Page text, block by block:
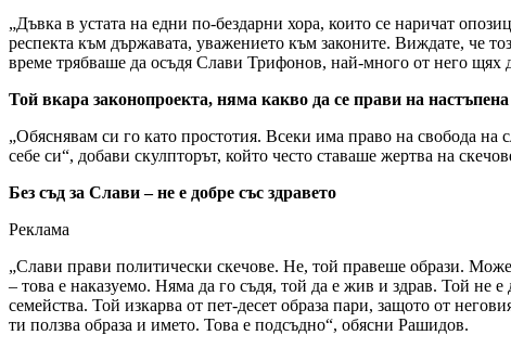
„Дъвка в устата на едни по-бездарни хора, които се наричат
респекта към държавата, уважението към законите. Виждате, че
време трябваше да осъдя Слави Трифонов, най-много от него щях
Той вкара законопроекта, няма какво да се прави на
„Обяснявам си го като простотия. Всеки има право на свобода
себе си“, добави скулпторът, който често ставаше жертва на
Без съд за Слави – не е добре със здравето
Реклама
„Слави прави политически скечове. Не, той правеше образи.
– това е наказуемо. Няма да го съдя, той да е жив и здрав. Той не
семейства. Той изкарва от пет-десет образа пари, защото от
ти ползва образа и името. Това е подсъдно“, обясни Рашидов.